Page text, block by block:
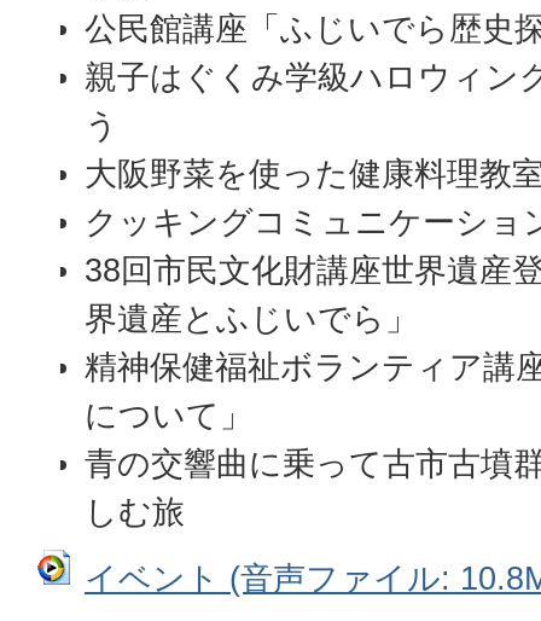
公民館講座「ふじいでら歴史
親子はぐくみ学級ハロウィン
う
大阪野菜を使った健康料理教
クッキングコミュニケーショ
38回市民文化財講座世界遺産
界遺産とふじいでら」
精神保健福祉ボランティア講
について」
青の交響曲に乗って古市古墳
しむ旅
イベント (音声ファイル: